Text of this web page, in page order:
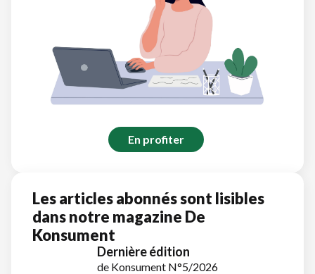
En profiter
Les articles abonnés sont lisibles
dans notre magazine De
Konsument
Dernière édition
de Konsument N°5/2026